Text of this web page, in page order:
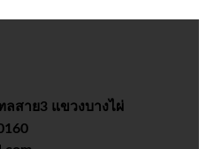
สาย3 แขวงบางไผ่